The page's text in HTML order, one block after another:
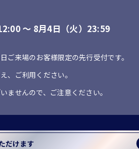
～ 8月4日（火）23:59
ご来場のお客様限定の先行受付です。
、ご利用ください。
ませんので、ご注意ください。
だけます